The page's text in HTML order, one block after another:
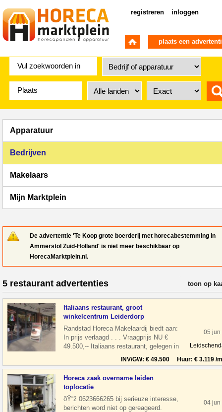
registreren inloggen
plaats een
Apparatuur
Bedrijven
Makelaars
Mijn Marktplein
De advertentie 'Te Koop grote boerderij met horecabestemming in
Ammerstol Zuid-Holland' is niet meer beschikbaar op
HorecaMarktplein.nl.
5 restaurant advertenties verfijn
toon op
Italiaans restaurant, groot
winkelcentrum Leiderdorp
Randstad Horeca Makelaardij biedt aan:
In prijs verlaagd . . . Vraagprijs NU €
49.500,-- Italiaans restaurant, gelegen in
een groot winkelcentrum Wink
05 jun
INV/GW: € 49.500 Huur: € 3.119 /
Horeca zaak overname leiden
toplocatie
ðŸ“ž 0623666265 bij serieuze interesse,
berichten word niet op gereageerd.
04 jun